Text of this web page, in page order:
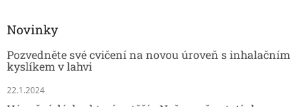
Novinky
Pozvedněte své cvičení na novou úroveň s inhalačním
kyslíkem v lahvi
22.1.2024